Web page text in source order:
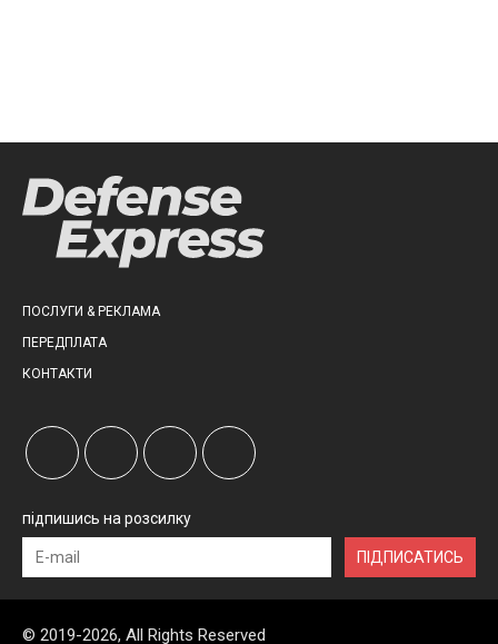
ПОСЛУГИ & РЕКЛАМА
ПЕРЕДПЛАТА
КОНТАКТИ
підпишись на розсилку
ПІДПИСАТИСЬ
© 2019-2026, All Rights Reserved